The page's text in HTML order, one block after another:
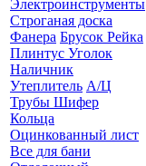
Электроинструменты
Строганая доска
Фанера Брусок Рейка
Плинтус Уголок
Наличник
Утеплитель А/Ц
Трубы Шифер
Кольца
Оцинкованный лист
Все для бани